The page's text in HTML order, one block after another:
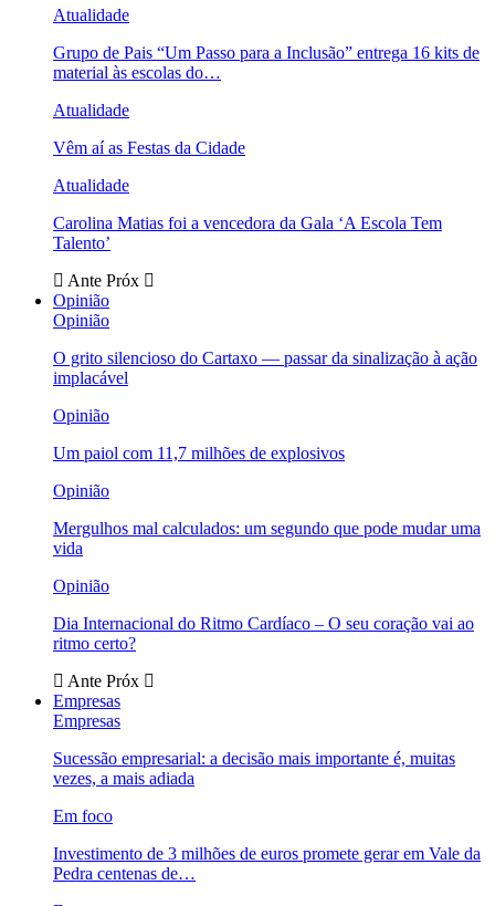
Atualidade
Grupo de Pais “Um Passo para a Inclusão” entrega 16 kits de
material às escolas do…
Atualidade
Vêm aí as Festas da Cidade
Atualidade
Carolina Matias foi a vencedora da Gala ‘A Escola Tem
Talento’
Ante Próx
Opinião
Opinião
O grito silencioso do Cartaxo — passar da sinalização à ação
implacável
Opinião
Um paiol com 11,7 milhões de explosivos
Opinião
Mergulhos mal calculados: um segundo que pode mudar uma
vida
Opinião
Dia Internacional do Ritmo Cardíaco – O seu coração vai ao
ritmo certo?
Ante Próx
Empresas
Empresas
Sucessão empresarial: a decisão mais importante é, muitas
vezes, a mais adiada
Em foco
Investimento de 3 milhões de euros promete gerar em Vale da
Pedra centenas de…